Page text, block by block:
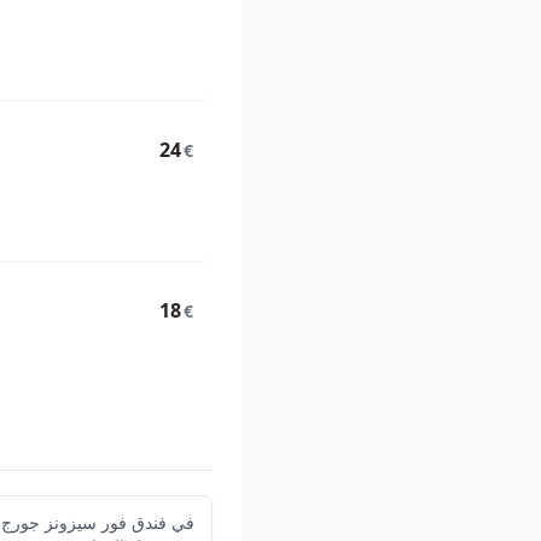
24€
18€